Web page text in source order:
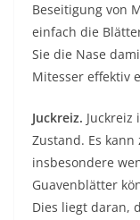
Beseitigung von
einfach die
Sie die Nase
Mitesser effektiv
Juckreiz.
Zustand. Es
insbesondere
Guavenblätter
Dies liegt daran,